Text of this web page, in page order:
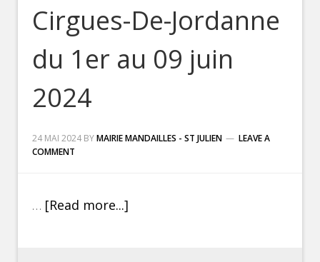
Cirgues-De-Jordanne
du 1er au 09 juin
2024
24 MAI 2024 BYMAIRIE MANDAILLES - ST JULIEN
LEAVE A
COMMENT
… [Read more...]